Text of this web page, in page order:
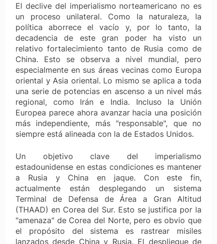
El declive del imperialismo norteamericano no es
un proceso unilateral. Como la naturaleza, la
política aborrece el vacío y, por lo tanto, la
decadencia de este gran poder ha visto un
relativo fortalecimiento tanto de Rusia como de
China. Esto se observa a nivel mundial, pero
especialmente en sus áreas vecinas como Europa
oriental y Asia oriental. Lo mismo se aplica a toda
una serie de potencias en ascenso a un nivel más
regional, como Irán e India. Incluso la Unión
Europea parece ahora avanzar hacia una posición
más independiente, más "responsable", que no
siempre está alineada con la de Estados Unidos.
Un objetivo clave del imperialismo
estadounidense en estas condiciones es mantener
a Rusia y China en jaque. Con este fin,
actualmente están desplegando un sistema
Terminal de Defensa de Área a Gran Altitud
(THAAD) en Corea del Sur. Esto se justifica por la
"amenaza" de Corea del Norte, pero es obvio que
el propósito del sistema es rastrear misiles
lanzados desde China y Rusia. El despliegue de